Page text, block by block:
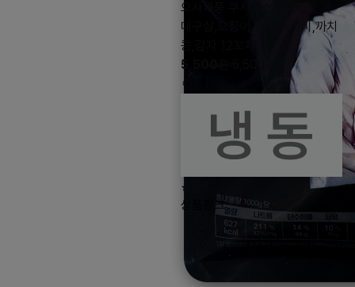
오사카풍 쿠시까스 360g
대구살,오징어,명태,스리미,까치
콩,감자 12꼬치
5,500
상품링크